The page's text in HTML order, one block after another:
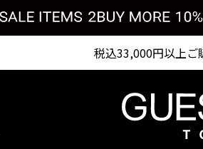
税込33,000円以上
Shopping from outside